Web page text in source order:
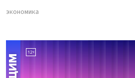
экономика